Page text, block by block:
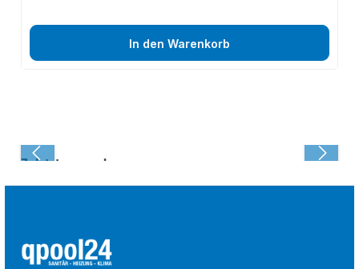
In den Warenkorb
Zuletzt angesehen: